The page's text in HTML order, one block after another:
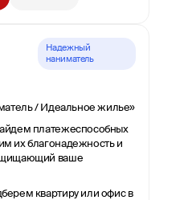
Надежный
наниматель
/ Идеальное жилье»
платежеспособных
их благонадежность и
ваше
квартиру или офис в